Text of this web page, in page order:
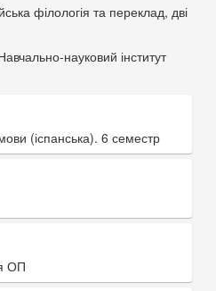
філологія та переклад, дві
науковий інститут
(іспанська). 6 семестр
ОП